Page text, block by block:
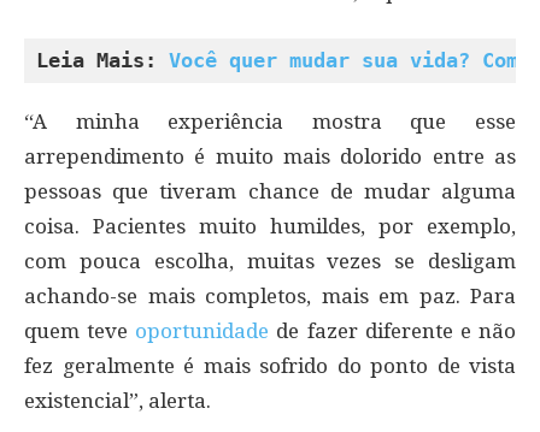
Leia Mais: Você quer mudar sua vida?
“A minha experiência mostra que esse
arrependimento é muito mais dolorido entre as
pessoas que tiveram chance de mudar alguma
coisa. Pacientes muito humildes, por exemplo,
com pouca escolha, muitas vezes se desligam
achando-se mais completos, mais em paz. Para
quem teve oportunidade de fazer diferente e não
fez geralmente é mais sofrido do ponto de vista
existencial”, alerta.